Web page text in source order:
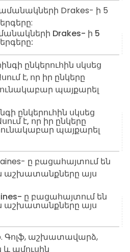
Drakes- ի 5
ընկերուհին սկսեց
է, որ իր ընկերը
պայքարել
ը բացահայտում են
աշխատանքները այս